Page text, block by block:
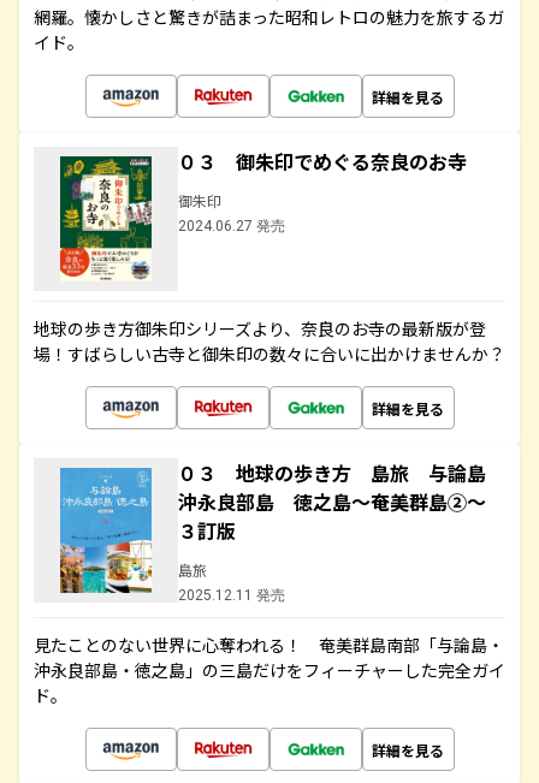
網羅。懐かしさと驚きが詰まった昭和レトロの魅力を旅するガ
イド。
詳細を見る
０３ 御朱印でめぐる奈良のお寺
御朱印
2024.06.27 発売
地球の歩き方御朱印シリーズより、奈良のお寺の最新版が登
場！すばらしい古寺と御朱印の数々に合いに出かけませんか？
詳細を見る
０３ 地球の歩き方 島旅 与論島
沖永良部島 徳之島～奄美群島②～
３訂版
島旅
2025.12.11 発売
見たことのない世界に心奪われる！ 奄美群島南部「与論島・
沖永良部島・徳之島」の三島だけをフィーチャーした完全ガイ
ド。
詳細を見る